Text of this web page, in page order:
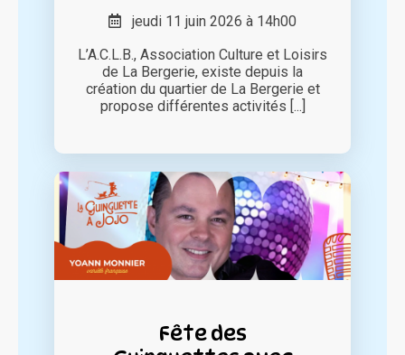
jeudi 11 juin 2026 à 14h00
L’A.C.L.B., Association Culture et Loisirs
de La Bergerie, existe depuis la
création du quartier de La Bergerie et
propose différentes activités [...]
Fête des